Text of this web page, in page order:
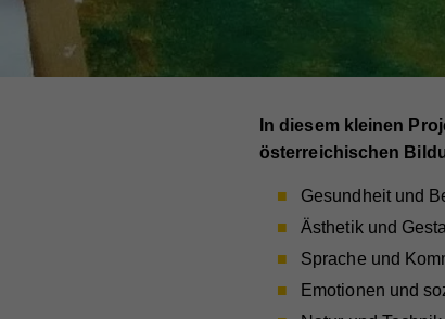
In diesem kleinen
österreichischen
Gesundheit und
Ästhetik und
Sprache und
Emotionen und